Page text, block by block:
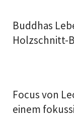
Buddhas
Holzschnitt-
Focus von
einem